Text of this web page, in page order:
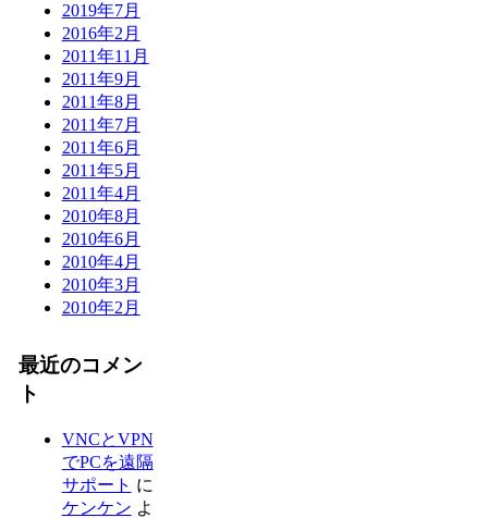
2019年7月
2016年2月
2011年11月
2011年9月
2011年8月
2011年7月
2011年6月
2011年5月
2011年4月
2010年8月
2010年6月
2010年4月
2010年3月
2010年2月
最近のコメン
ト
VNCとVPN
でPCを遠隔
サポート に
ケンケン よ